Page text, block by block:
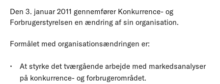
Den 3. januar 2011 gennemfører Konkurrence- og
Forbrugerstyrelsen en ændring af sin organisation.
Formålet med organisationsændringen er:
At styrke det tværgående arbejde med markedsanalyser
på konkurrence- og forbrugerområdet.